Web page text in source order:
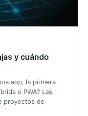
y cuándo
app, la primera
o PWA? Las
proyectos de